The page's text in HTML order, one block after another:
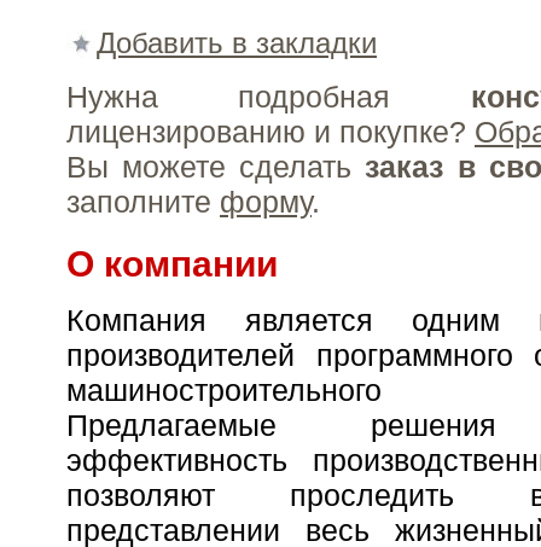
Добавить в закладки
Нужна подробная
лицензированию и покупке?
Вы можете сделать заказ в
заполните форму.
О компании
Компания является одним
производителей
машиностроительного
Предлагаемые решения
эффективность
позволяют проследить
представлении весь